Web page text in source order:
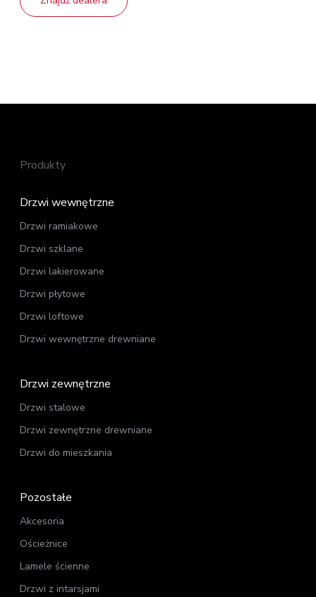
Produkty
Drzwi wewnętrzne
Drzwi ramiakowe
Drzwi szklane
Drzwi lakierowane
Drzwi płytowe
Drzwi loftowe
Drzwi wewnętrzne drewniane
Drzwi zewnętrzne
Drzwi stalowe
Drzwi zewnętrzne drewniane
Drzwi do mieszkania
Pozostałe
Akcesoria
Ościeżnice
Lamele ścienne
Drzwi z intarsjami